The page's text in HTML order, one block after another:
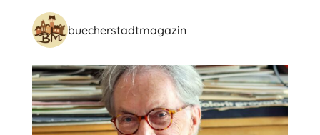
buecherstadtmagazin